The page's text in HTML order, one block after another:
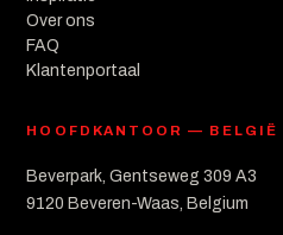
Over ons
FAQ
Klantenportaal
HOOFDKANTOOR — BELGIË
Beverpark, Gentseweg 309 A3
9120 Beveren-Waas, Belgium